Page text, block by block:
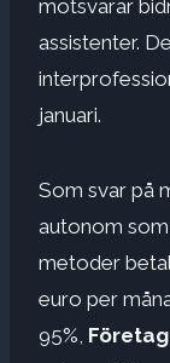
motsvarar
assistenter.
januari.
Som svar på
autonom
metoder
euro per
95%,